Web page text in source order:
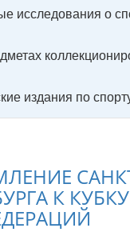
исследования о
издания по
К КУБКУ